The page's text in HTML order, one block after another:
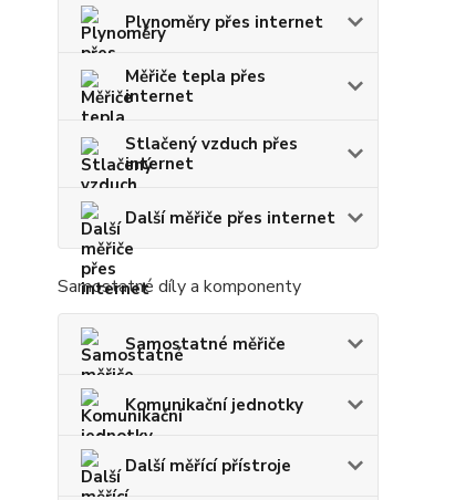
Plynoměry přes internet
Měřiče tepla přes
internet
Stlačený vzduch přes
internet
Další měřiče přes internet
Samostatné díly a komponenty
Samostatné měřiče
Komunikační jednotky
Další měřící přístroje